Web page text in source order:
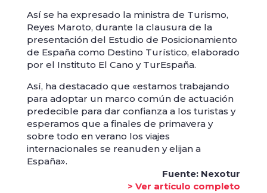
Así se ha expresado la ministra de Turismo,
Reyes Maroto, durante la clausura de la
presentación del Estudio de Posicionamiento
de España como Destino Turístico, elaborado
por el Instituto El Cano y TurEspaña.
Así, ha destacado que «estamos trabajando
para adoptar un marco común de actuación
predecible para dar confianza a los turistas y
esperamos que a finales de primavera y
sobre todo en verano los viajes
internacionales se reanuden y elijan a
España».
Fuente: Nexotur
> Ver artículo completo